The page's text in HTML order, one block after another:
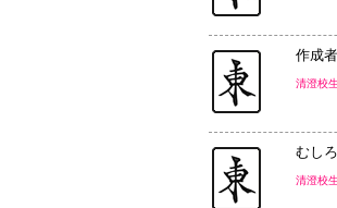
作成
清澄
むし
清澄